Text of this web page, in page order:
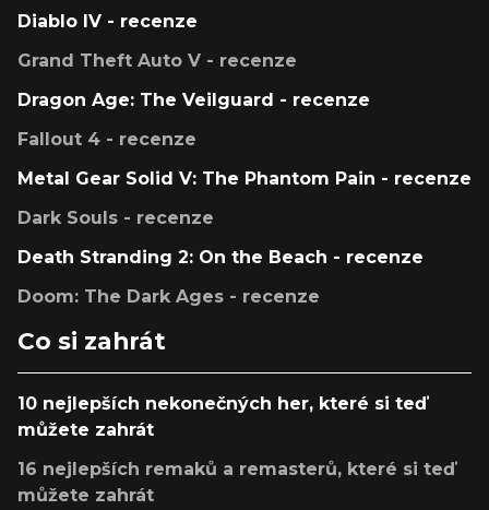
Diablo IV - recenze
Grand Theft Auto V - recenze
Dragon Age: The Veilguard - recenze
Fallout 4 - recenze
Metal Gear Solid V: The Phantom Pain - recenze
Dark Souls - recenze
Death Stranding 2: On the Beach - recenze
Doom: The Dark Ages - recenze
Co si zahrát
10 nejlepších nekonečných her, které si teď
můžete zahrát
16 nejlepších remaků a remasterů, které si teď
můžete zahrát